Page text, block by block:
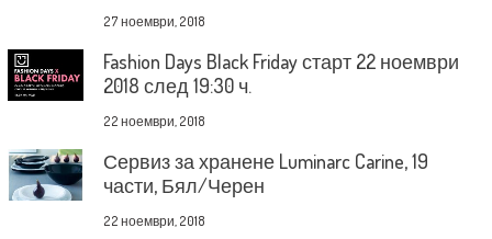
27 ноември, 2018
Fashion Days Black Friday старт 22 ноември
2018 след 19:30 ч.
22 ноември, 2018
Сервиз за хранене Luminarc Carine, 19
части, Бял/Черен
22 ноември, 2018